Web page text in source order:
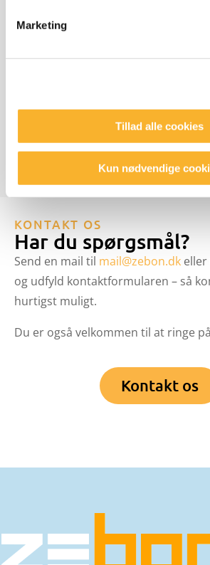
Marketing
Tillad alle cookies
Kun nødvendige
KONTAKT OS
Har du spørgsmål?
Send en mail til mail@zebon.dk
og udfyld kontaktformularen – så
hurtigst muligt.
Du er også velkommen til at ringe
Kontakt os